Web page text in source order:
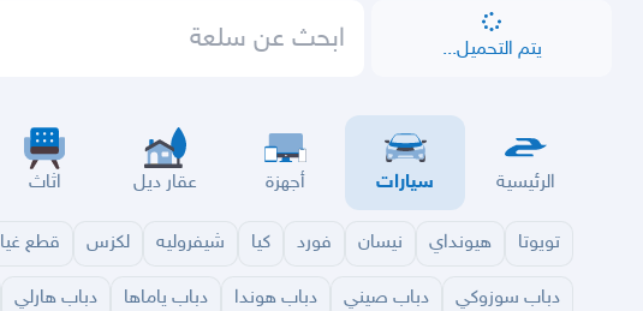
يتم التحميل...
الرئيسية سيارات أجهزة عقار ديل اثاث
تويوتا هيونداي نيسان فورد كيا شيفروليه لكزس قطع
دباب سوزوكي دباب صيني دباب هوندا دباب ياماها دباب هارلي